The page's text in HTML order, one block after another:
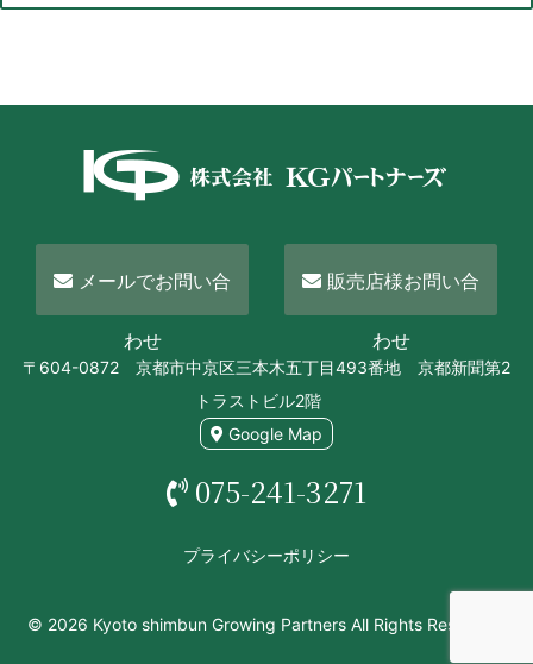
メールでお問い合
わせ
販売店様お問い合
わせ
〒604-0872 京都市中京区三本木五丁目493番地 京都新聞第2
トラストビル2階
Google Map
075-241-3271
プライバシーポリシー
© 2026 Kyoto shimbun Growing Partners All Rights Reserved.